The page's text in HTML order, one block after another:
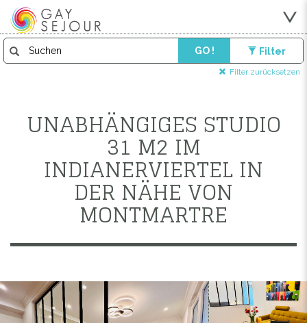
GO ! Filter
Filter zurücksetzen
UNABHÄNGIGES STUDIO
31 M2 IM
INDIANERVIERTEL IN
DER NÄHE VON
MONTMARTRE